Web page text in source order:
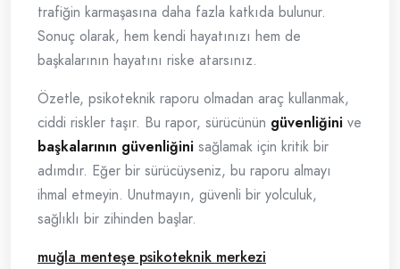
trafiğin karmaşasına daha fazla katkıda bulunur.
Sonuç olarak, hem kendi hayatınızı hem de
başkalarının hayatını riske atarsınız.
Özetle, psikoteknik raporu olmadan araç kullanmak,
ciddi riskler taşır. Bu rapor, sürücünün güvenliğini ve
başkalarının güvenliğini sağlamak için kritik bir
adımdır. Eğer bir sürücüyseniz, bu raporu almayı
ihmal etmeyin. Unutmayın, güvenli bir yolculuk,
sağlıklı bir zihinden başlar.
muğla menteşe psikoteknik merkezi